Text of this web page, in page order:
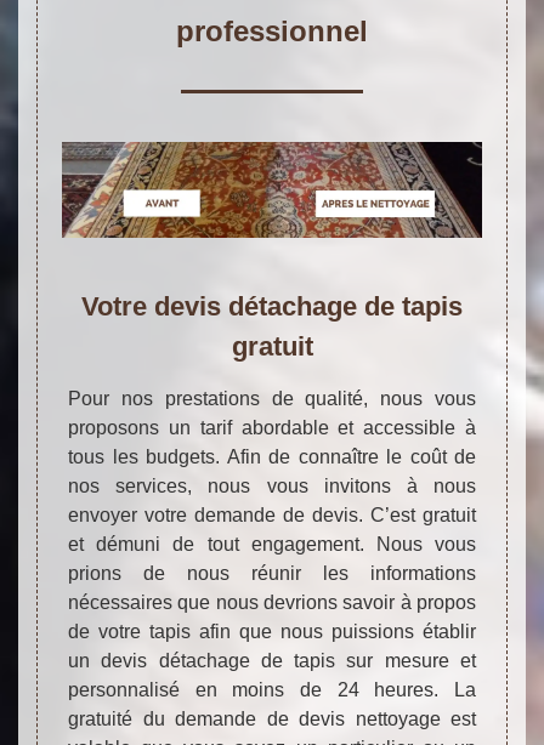
professionnel
Votre devis détachage de tapis
gratuit
Pour nos prestations de qualité, nous vous
proposons un tarif abordable et accessible à
tous les budgets. Afin de connaître le coût de
nos services, nous vous invitons à nous
envoyer votre demande de devis. C’est gratuit
et démuni de tout engagement. Nous vous
prions de nous réunir les informations
nécessaires que nous devrions savoir à propos
de votre tapis afin que nous puissions établir
un devis détachage de tapis sur mesure et
personnalisé en moins de 24 heures. La
gratuité du demande de devis nettoyage est